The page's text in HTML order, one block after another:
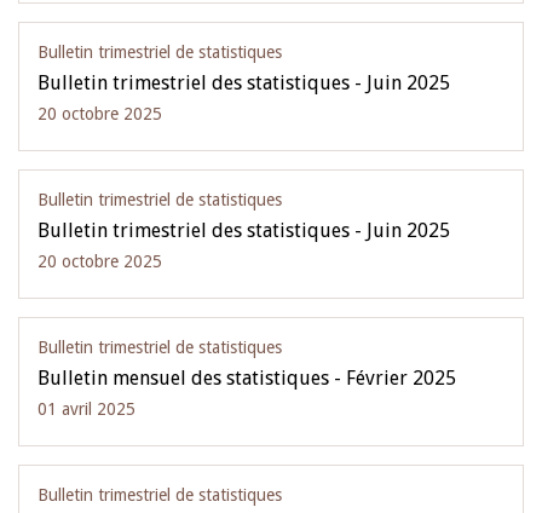
Bulletin trimestriel de statistiques
Bulletin trimestriel des statistiques - Juin 2025
20 octobre 2025
Bulletin trimestriel de statistiques
Bulletin trimestriel des statistiques - Juin 2025
20 octobre 2025
Bulletin trimestriel de statistiques
Bulletin mensuel des statistiques - Février 2025
01 avril 2025
Bulletin trimestriel de statistiques